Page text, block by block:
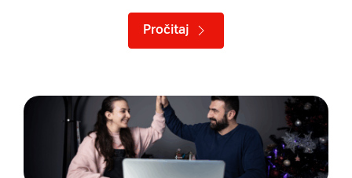
Pročitaj